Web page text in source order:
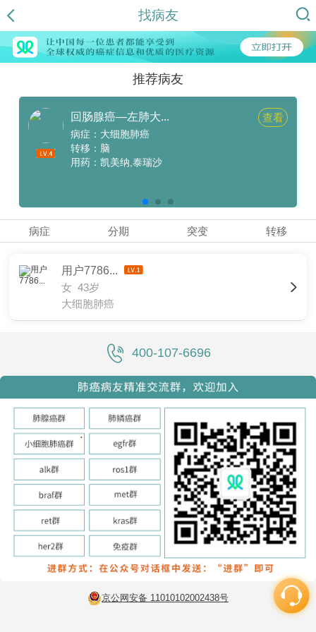
找病友
推荐病友
回肠腺癌—左肺大... 查看
病症：大细胞肺癌
转移：脑
用药：凯美纳,泰瑞沙
病症 分期 突变 转移
用户7786...
女 43岁
大细胞肺癌
400-107-6696
京公网安备 11010102002438号